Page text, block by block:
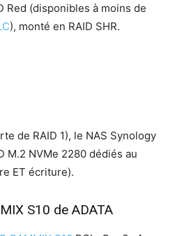
Red (disponibles à moins de
), monté en RAID SHR.
de RAID 1), le NAS Synology
M.2 NVMe 2280 dédiés au
ET écriture).
S10 de ADATA